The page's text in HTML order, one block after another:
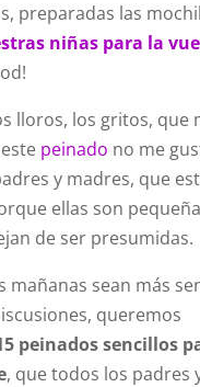
preparadas las
niñas para la
lloros, los gritos, que
peinado no me
y madres, que
ellas son
de ser presumidas.
mañanas sean más
queremos
peinados sencillos
, que todos los padres